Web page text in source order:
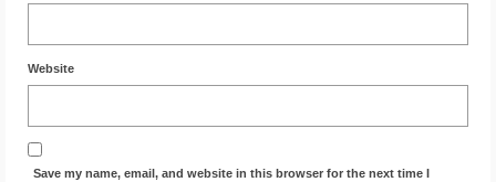
Website
Save my name, email, and website in this browser for the next time I